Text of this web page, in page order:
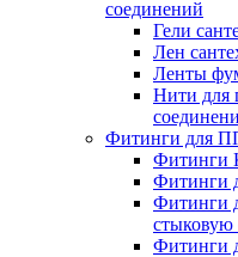
соединений
Гели
Лен
Ленты
Нити для
Фитинги для
Фитинги
Фитинги
стыковую
Фитинги